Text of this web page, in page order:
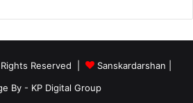
Reserved | Sanskardarshan
By - KP Digital Group